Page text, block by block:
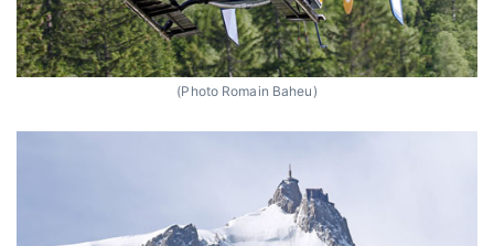
(Photo Romain Baheu)